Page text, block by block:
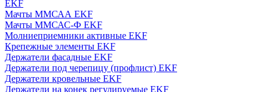
EKF
Мачты ММСАА EKF
Мачты ММСАС-Ф EKF
Молниеприемники активные EKF
Крепежные элементы EKF
Держатели фасадные EKF
Держатели под черепицу (профлист) EKF
Держатели кровельные EKF
Держатели на конек регулируемые EKF